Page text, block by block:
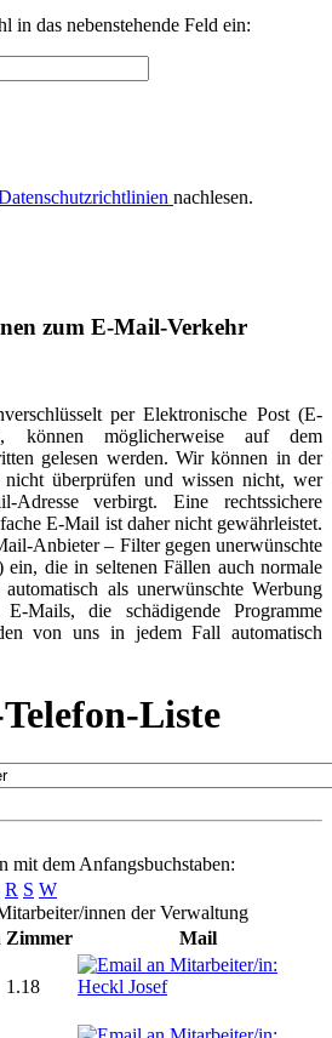
in das nebenstehende Feld ein:
nachlesen.
zum E-Mail-Verkehr
per Elektronische Post (E-
können möglicherweise auf dem
gelesen werden. Wir können in der
überprüfen und wissen nicht, wer
verbirgt. Eine rechtssichere
E-Mail ist daher nicht gewährleistet.
Anbieter – Filter gegen unerwünschte
ein, die in seltenen Fällen auch normale
als unerwünschte Werbung
Mails, die schädigende Programme
von uns in jedem Fall automatisch
Liste
mit dem Anfangsbuchstaben:
R S W
innen der Verwaltung
Zimmer
Mail
1.18